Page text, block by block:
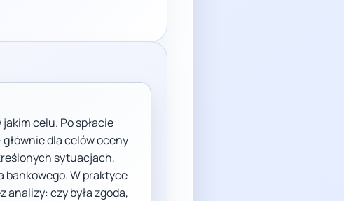
celu. Po spłacie
dla celów oceny
sytuacjach,
bankowego. W praktyce
analizy: czy była zgoda,